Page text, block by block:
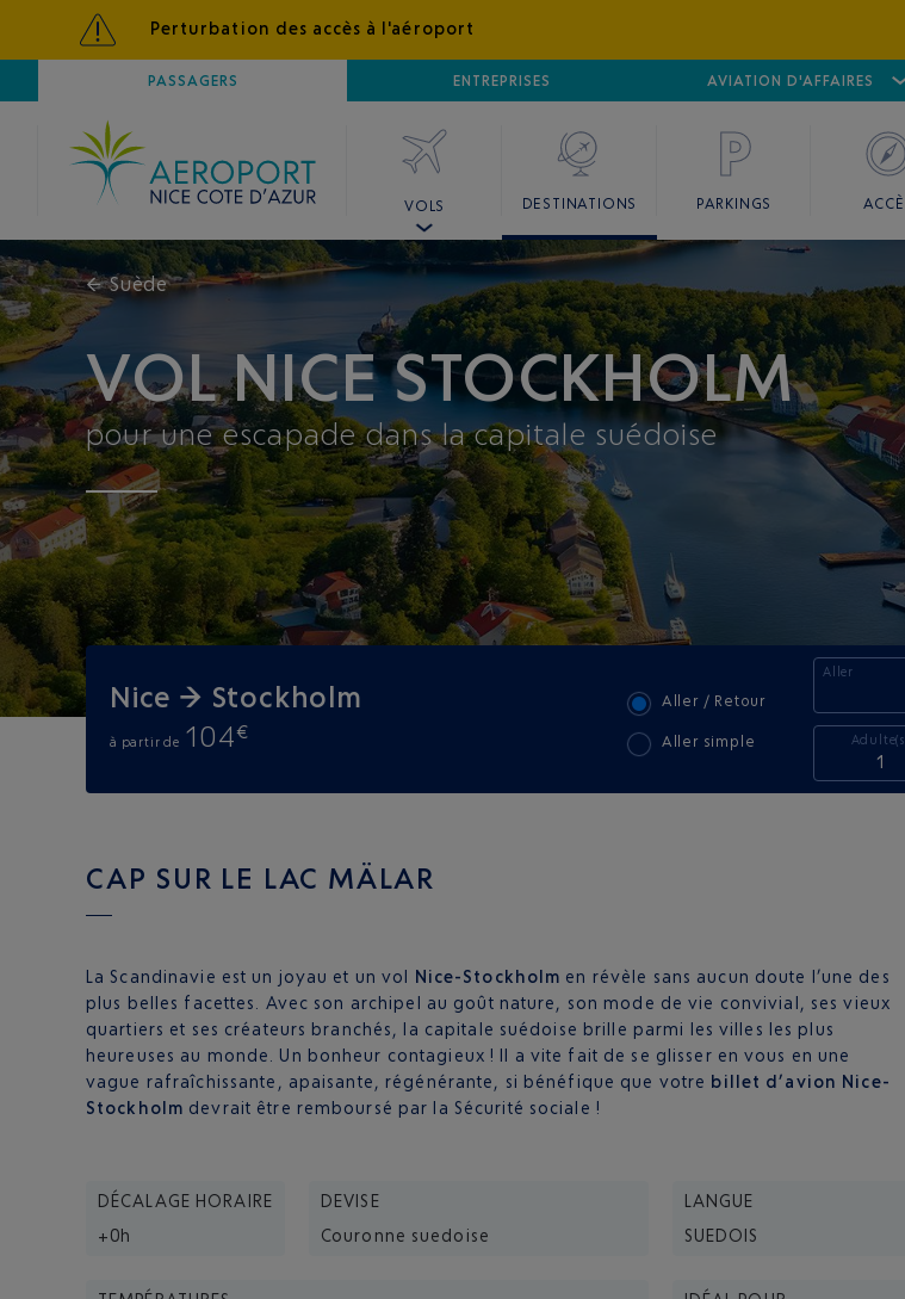
Perturbation des accès à l'aéroport
PASSAGERS ENTREPRISES AVIATION D'AFFAIRES
AÉROPORTNICE CÔTE D'AZUR AÉROPORT CANNES MANDELIEU
VOLS DESTINATIONS PARKINGS
← Suède
VOL NICE STOCKHOLM
pour une escapade dans la capitale suédoise
Nice → Stockholm
à partir de 104€
Aller / Retour
Aller simple
Aller
1
CAP SUR LE LAC MÄLAR
La Scandinavie est un joyau et un vol Nice-Stockholm en révèle sans aucun doute l’une des
plus belles facettes. Avec son archipel au goût nature, son mode de vie convivial, ses vieux
quartiers et ses créateurs branchés, la capitale suédoise brille parmi les villes les plus
heureuses au monde. Un bonheur contagieux ! Il a vite fait de se glisser en vous en une
vague rafraîchissante, apaisante, régénérante, si bénéfique que votre billet d’avion Nice-
Stockholm devrait être remboursé par la Sécurité sociale !
DÉCALAGE HORAIRE
+0h
DEVISE
Couronne suedoise
LANGUE
SUEDOIS